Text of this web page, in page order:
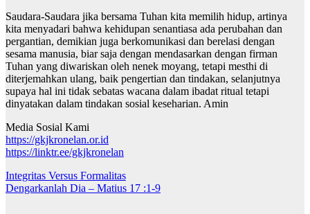
Saudara-Saudara jika bersama Tuhan kita memilih hidup, artinya
kita menyadari bahwa kehidupan senantiasa ada perubahan dan
pergantian, demikian juga berkomunikasi dan berelasi dengan
sesama manusia, biar saja dengan mendasarkan dengan firman
Tuhan yang diwariskan oleh nenek moyang, tetapi mesthi di
diterjemahkan ulang, baik pengertian dan tindakan, selanjutnya
supaya hal ini tidak sebatas wacana dalam ibadat ritual tetapi
dinyatakan dalam tindakan sosial keseharian. Amin
Media Sosial Kami
https://gkjkronelan.or.id
https://linktr.ee/gkjkronelan
Navigasi
pos
Integritas Versus Formalitas
Dengarkanlah Dia – Matius 17 :1-9